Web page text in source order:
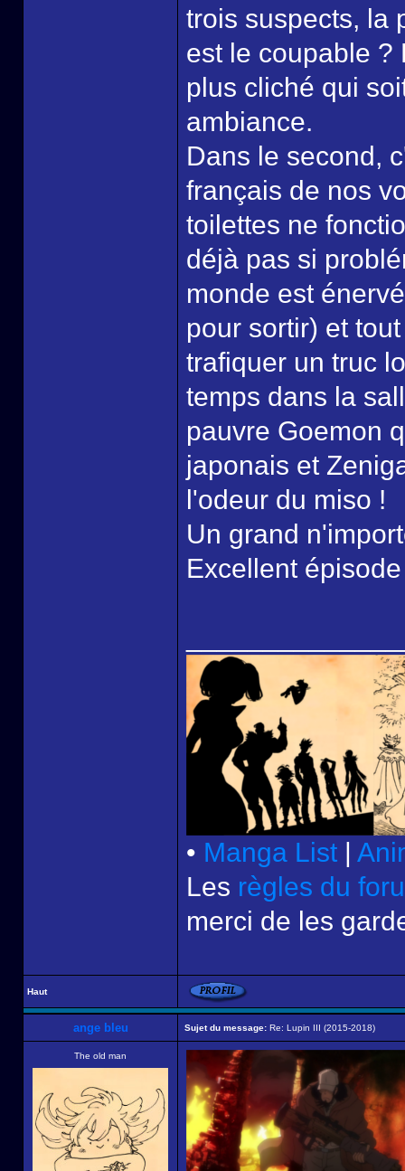
trois suspects, la
est le coupable ?
plus cliché qui
ambiance.
Dans le second,
français de nos
toilettes ne
déjà pas si
monde est
pour sortir) et
trafiquer un truc
temps dans la
pauvre Goemon
japonais et
l'odeur du miso !
Un grand
Excellent
• Manga List |
Les règles du
merci de les
Haut
ange bleu Sujet du message: Re: Lupin III (2015-2018)
The old man